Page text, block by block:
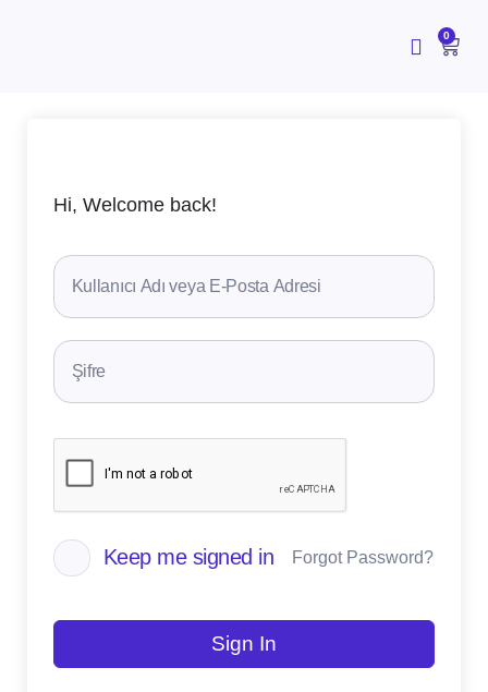
0
Hi, Welcome back!
Keep me signed in Forgot Password?
Sign In